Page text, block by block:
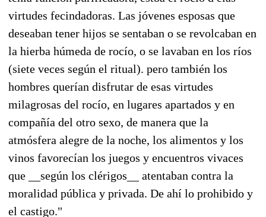
virtudes fecindadoras. Las jóvenes esposas que
deseaban tener hijos se sentaban o se revolcaban en
la hierba húmeda de rocío, o se lavaban en los ríos
(siete veces según el ritual). pero también los
hombres querían disfrutar de esas virtudes
milagrosas del rocío, en lugares apartados y en
compañía del otro sexo, de manera que la
atmósfera alegre de la noche, los alimentos y los
vinos favorecían los juegos y encuentros vivaces
que __según los clérigos__ atentaban contra la
moralidad pública y privada. De ahí lo prohibido y
el castigo."